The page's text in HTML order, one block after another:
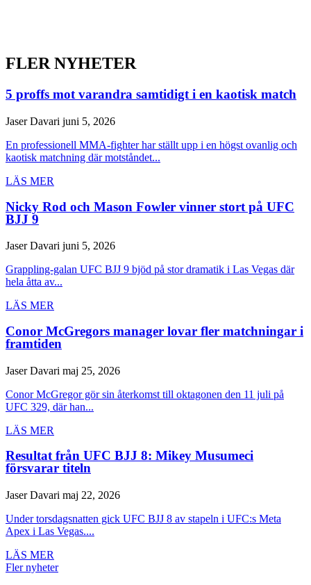
FLER NYHETER
5 proffs mot varandra samtidigt i en kaotisk match
Jaser Davari juni 5, 2026
En professionell MMA-fighter har ställt upp i en högst ovanlig och
kaotisk matchning där motståndet...
LÄS MER
Nicky Rod och Mason Fowler vinner stort på UFC
BJJ 9
Jaser Davari juni 5, 2026
Grappling-galan UFC BJJ 9 bjöd på stor dramatik i Las Vegas där
hela åtta av...
LÄS MER
Conor McGregors manager lovar fler matchningar i
framtiden
Jaser Davari maj 25, 2026
Conor McGregor gör sin återkomst till oktagonen den 11 juli på
UFC 329, där han...
LÄS MER
Resultat från UFC BJJ 8: Mikey Musumeci
försvarar titeln
Jaser Davari maj 22, 2026
Under torsdagsnatten gick UFC BJJ 8 av stapeln i UFC:s Meta
Apex i Las Vegas....
LÄS MER
Fler nyheter